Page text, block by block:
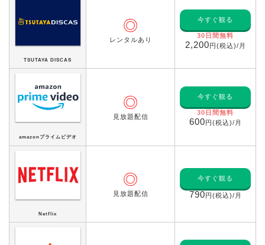
TSUTAYA DISCAS
◎
レンタルあり
今すぐ観る
30日間無料
2,200円(税込)/月
amazonプライムビデオ
◎
見放題配信
今すぐ観る
30日間無料
600円(税込)/月
Netflix
◎
見放題配信
今すぐ観る
790円(税込)/月